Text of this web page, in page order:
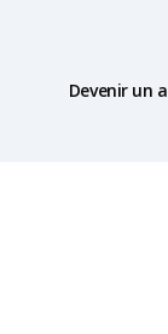
Devenir un